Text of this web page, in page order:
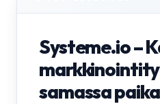
Systeme.io –
samassa